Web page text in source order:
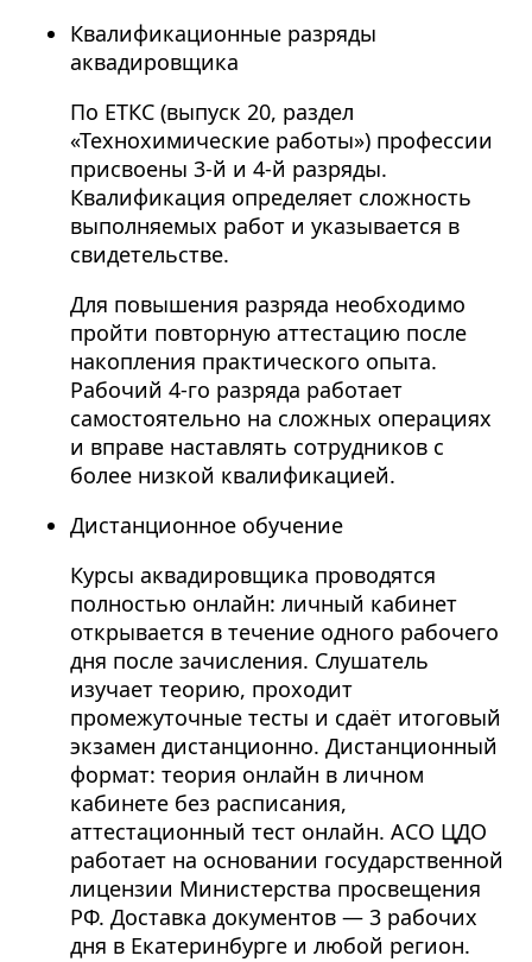
Квалификационные разряды
аквадировщика
По ЕТКС (выпуск 20, раздел
«Технохимические работы») профессии
присвоены 3-й и 4-й разряды.
Квалификация определяет сложность
выполняемых работ и указывается в
свидетельстве.
Для повышения разряда необходимо
пройти повторную аттестацию после
накопления практического опыта.
Рабочий 4-го разряда работает
самостоятельно на сложных операциях
и вправе наставлять сотрудников с
более низкой квалификацией.
Дистанционное обучение
Курсы аквадировщика проводятся
полностью онлайн: личный кабинет
открывается в течение одного рабочего
дня после зачисления. Слушатель
изучает теорию, проходит
промежуточные тесты и сдаёт итоговый
экзамен дистанционно. Дистанционный
формат: теория онлайн в личном
кабинете без расписания,
аттестационный тест онлайн. АСО ЦДО
работает на основании государственной
лицензии Министерства просвещения
РФ. Доставка документов — 3 рабочих
дня в Екатеринбурге и любой регион.